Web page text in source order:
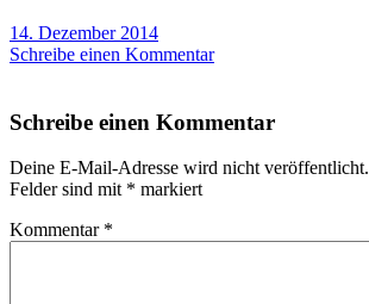
14. Dezember 2014
Schreibe einen Kommentar
Schreibe einen Kommentar
Deine E-Mail-Adresse wird nicht veröffentlicht.
Felder sind mit * markiert
Kommentar *